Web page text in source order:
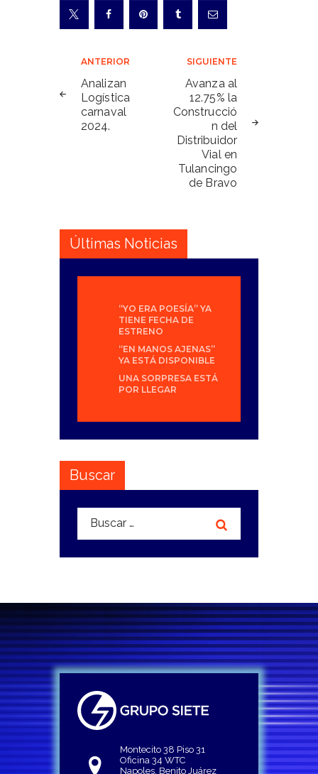
Navegación
de
entradas
ANTERIOR
Analizan
Logística
carnaval
2024.
SIGUIENTE
Avanza al
12.75% la
Construcció
n del
Distribuidor
Vial en
Tulancingo
de Bravo
Últimas Noticias
“YO ERA POESÍA” YA
TIENE FECHA DE
ESTRENO
“EN MANOS AJENAS”
YA ESTÁ DISPONIBLE
UNA SORPRESA ESTÁ
POR LLEGAR
Buscar
Buscar:
Montecito 38 Piso 31
Oficina 34 WTC
Napoles, Benito Juárez